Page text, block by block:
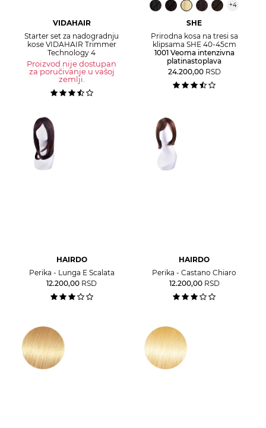
VIDAHAIR
Starter set za nadogradnju
kose VIDAHAIR Trimmer
Technology 4
Proizvod nije dostupan
za poručivanje u vašoj
zemlji.
+4
SHE
Prirodna kosa na tresi sa
klipsama SHE 40-45cm
1001 Veoma intenzivna
platinastoplava
24.200,00 RSD
HAIRDO
Perika - Lunga E Scalata
12.200,00 RSD
HAIRDO
Perika - Castano Chiaro
12.200,00 RSD